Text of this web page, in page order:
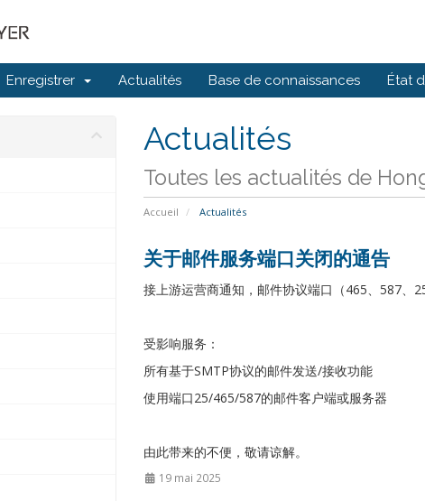
Enregistrer Actualités Base de connaissances État
Actualités
Toutes les actualités de
Accueil Actualités
关于邮件服务端口关闭的通告
接上游运营商通知，邮件协议端口（465、587、
受影响服务：
所有基于SMTP协议的邮件发送/接收功能
使用端口25/465/587的邮件客户端或服务器
由此带来的不便，敬请谅解。
19 mai 2025